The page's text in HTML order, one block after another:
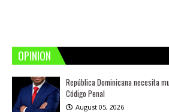
OPINION
República Dominicana necesita
Código Penal
August 05, 2026